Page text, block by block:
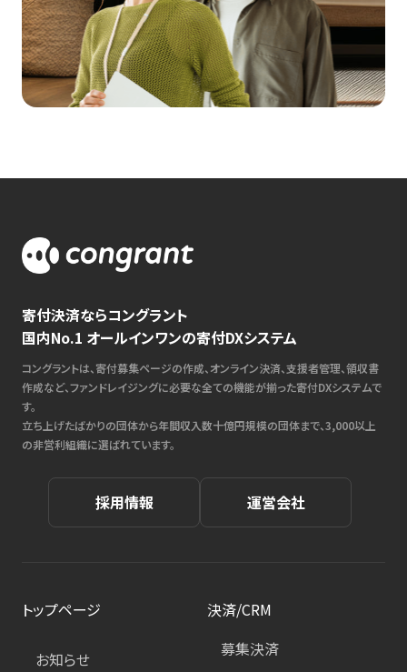
寄付決済ならコングラント
国内No.1 オールインワンの寄付DXシステム
コングラントは、寄付募集ページの作成、オンライン決済、支援者管理、領収書
作成など、ファンドレイジングに必要な全ての機能が揃った寄付DXシステムで
す。
立ち上げたばかりの団体から年間収入数十億円規模の団体まで、3,000以上
の非営利組織に選ばれています。
採用情報 運営会社
トップページ
お知らせ
決済/CRM
募集決済